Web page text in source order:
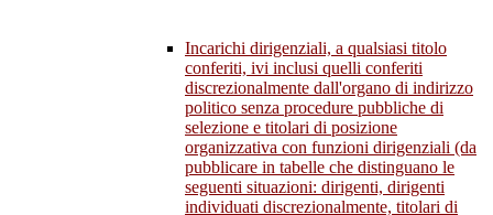
Incarichi dirigenziali, a qualsiasi titolo
conferiti, ivi inclusi quelli conferiti
discrezionalmente dall'organo di indirizzo
politico senza procedure pubbliche di
selezione e titolari di posizione
organizzativa con funzioni dirigenziali (da
pubblicare in tabelle che distinguano le
seguenti situazioni: dirigenti, dirigenti
individuati discrezionalmente, titolari di